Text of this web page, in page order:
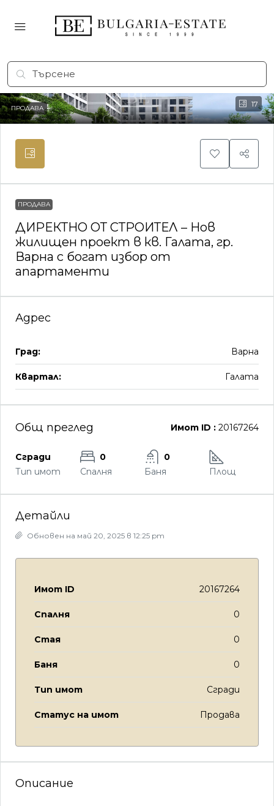
17
ПРОДАВА
ПРОДАВА
ДИРЕКТНО ОТ СТРОИТЕЛ – Нов
жилищен проект в кв. Галата, гр.
Варна с богат избор от
апартаменти
Адрес
Град: Варна
Квартал: Галата
Общ преглед Имот ID : 20167264
Сгради
Тип имот
0
Спалня
0
Баня
Площ
Детайли
Обновен на май 20, 2025 в 12:25 pm
Имот ID 20167264
Спалня 0
Стая 0
Баня 0
Тип имот Сгради
Статус на имот Продава
Описание